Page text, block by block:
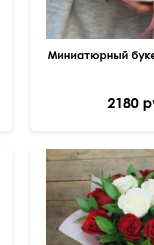
Миниатюрный
2180
Двойной